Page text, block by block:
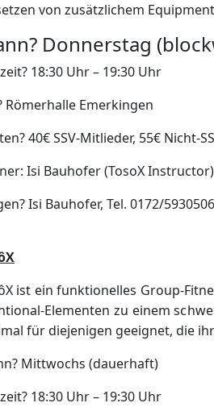
von zusätzlichem
Donnerstag
18:30 Uhr – 19:30 Uhr
Römerhalle Emerkingen
40€ SSV-Mitlieder, 55€ Nicht-
Isi Bauhofer (TosoX Instructor)
Isi Bauhofer, Tel. 0172/5930506
ist ein funktionelles Group-
Elementen zu einem
für diejenigen geeignet, die
Mittwochs (dauerhaft)
18:30 Uhr – 19:30 Uhr